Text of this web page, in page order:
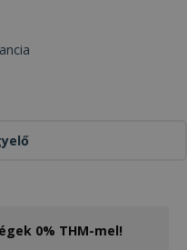
0% THM-mel!